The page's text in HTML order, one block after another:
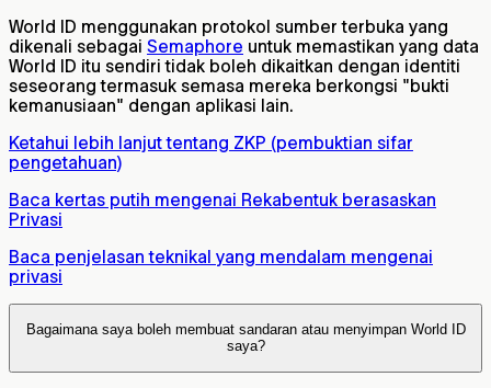
World ID menggunakan protokol sumber terbuka yang
dikenali sebagai Semaphore untuk memastikan yang data
World ID itu sendiri tidak boleh dikaitkan dengan identiti
seseorang termasuk semasa mereka berkongsi "bukti
kemanusiaan" dengan aplikasi lain.
Ketahui lebih lanjut tentang ZKP (pembuktian sifar
pengetahuan)
Baca kertas putih mengenai Rekabentuk berasaskan
Privasi
Baca penjelasan teknikal yang mendalam mengenai
privasi
Bagaimana saya boleh membuat sandaran atau menyimpan World ID
saya?